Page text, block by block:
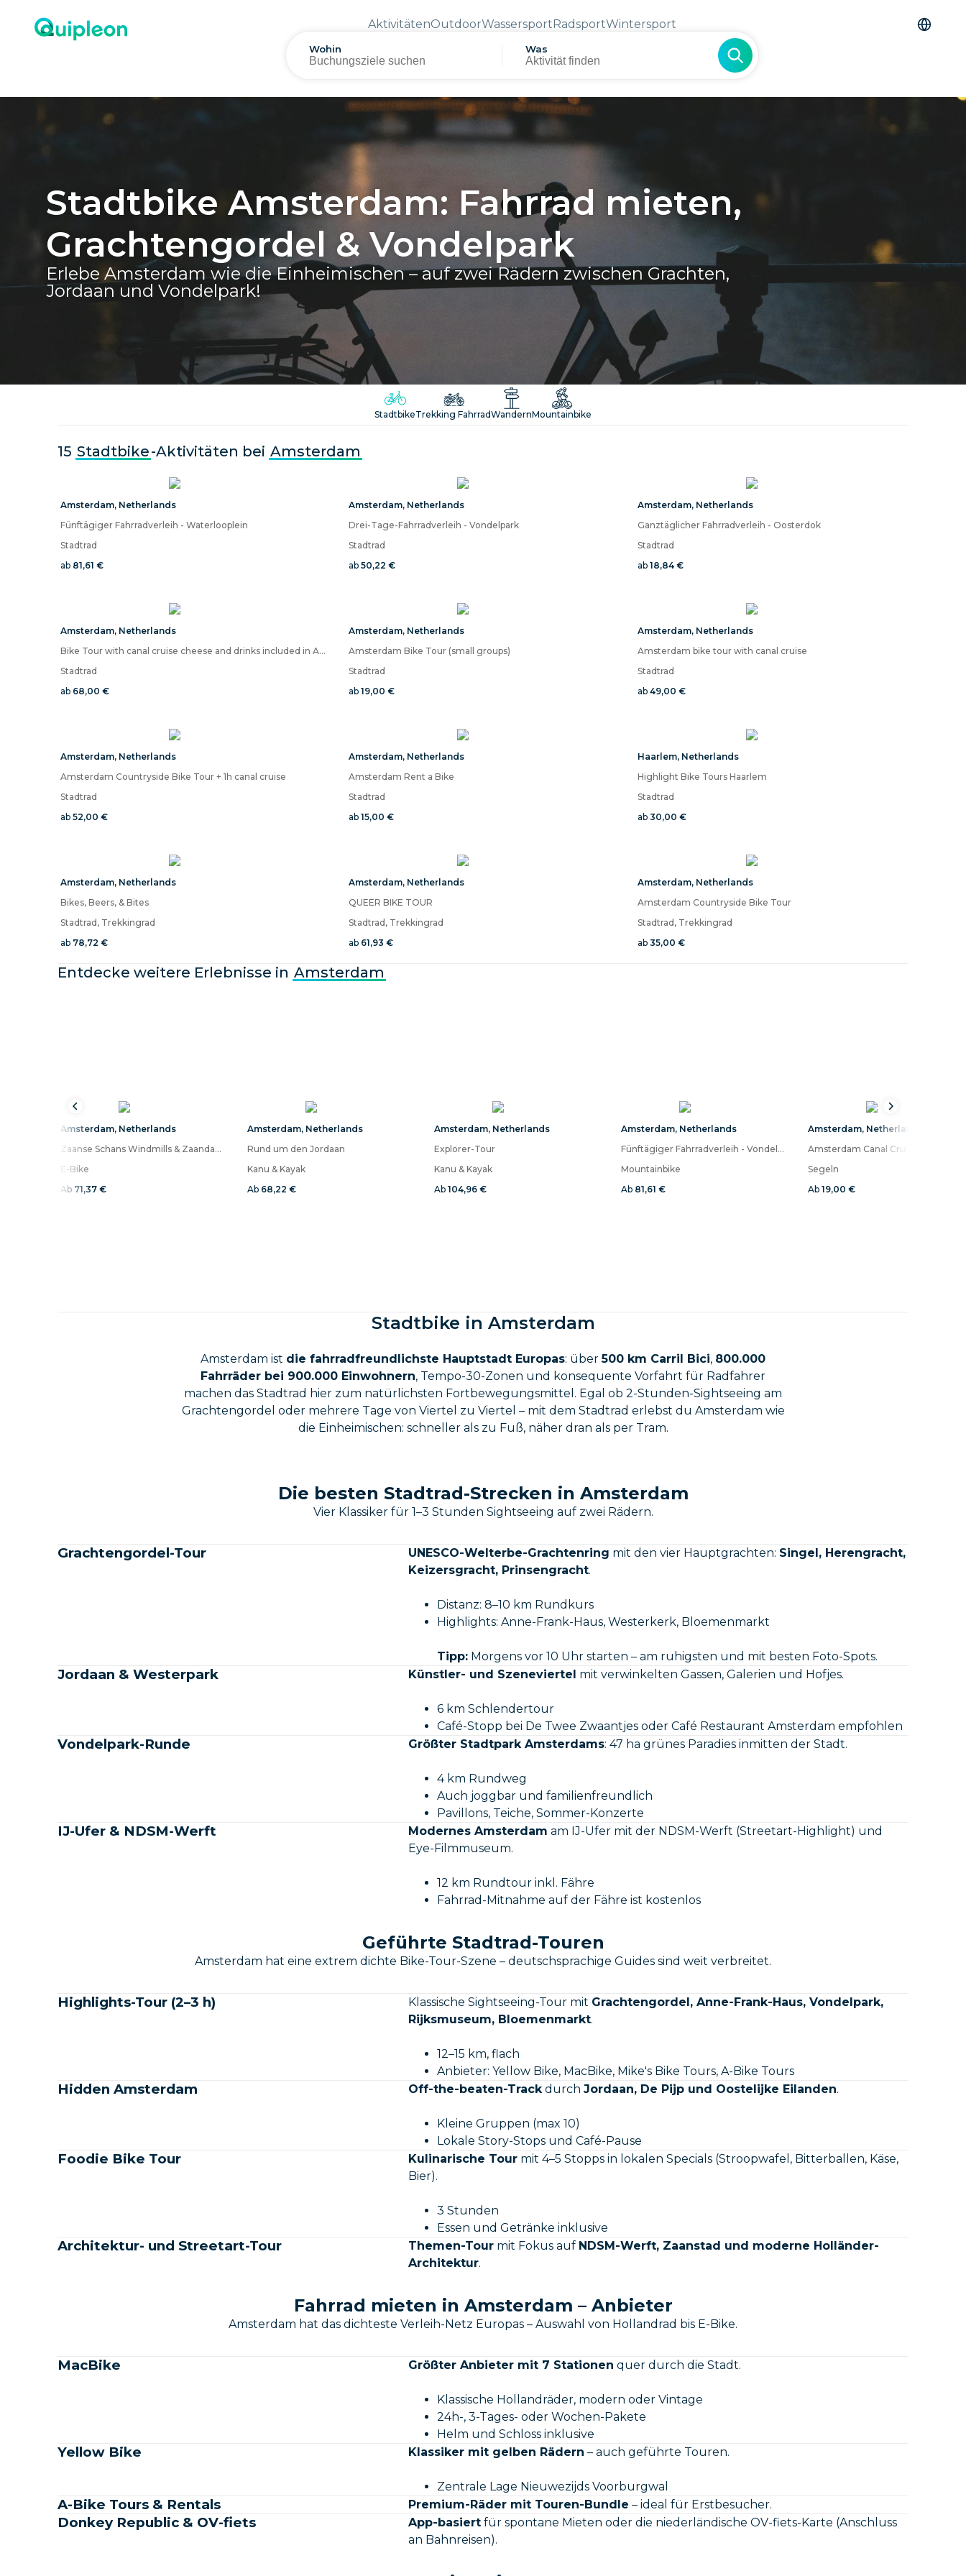
AktivitätenOutdoorWassersportRadsportWintersport
Wohin Was
Stadtbike Amsterdam: Fahrrad mieten,
Grachtengordel & Vondelpark
Erlebe Amsterdam wie die Einheimischen – auf zwei Rädern zwischen Grachten,
Jordaan und Vondelpark!
StadtbikeTrekking FahrradWandernMountainbike
15 Stadtbike-Aktivitäten bei Amsterdam
Amsterdam, Netherlands
Fünftägiger Fahrradverleih - Waterlooplein
Stadtrad
ab 81,61 €
Amsterdam, Netherlands
Drei-Tage-Fahrradverleih - Vondelpark
Stadtrad
ab 50,22 €
Amsterdam, Netherlands
Ganztäglicher Fahrradverleih - Oosterdok
Stadtrad
ab 18,84 €
Amsterdam, Netherlands
Bike Tour with canal cruise cheese and drinks included in Amsterdam
Stadtrad
ab 68,00 €
Amsterdam, Netherlands
Amsterdam Bike Tour (small groups)
Stadtrad
ab 19,00 €
Amsterdam, Netherlands
Amsterdam bike tour with canal cruise
Stadtrad
ab 49,00 €
Amsterdam, Netherlands
Amsterdam Countryside Bike Tour + 1h canal cruise
Stadtrad
ab 52,00 €
Amsterdam, Netherlands
Amsterdam Rent a Bike
Stadtrad
ab 15,00 €
Haarlem, Netherlands
Highlight Bike Tours Haarlem
Stadtrad
ab 30,00 €
Amsterdam, Netherlands
Bikes, Beers, & Bites
Stadtrad, Trekkingrad
ab 78,72 €
Amsterdam, Netherlands
QUEER BIKE TOUR
Stadtrad, Trekkingrad
ab 61,93 €
Amsterdam, Netherlands
Amsterdam Countryside Bike Tour
Stadtrad, Trekkingrad
ab 35,00 €
Entdecke weitere Erlebnisse in Amsterdam
Amsterdam, Netherlands
Zaanse Schans Windmills & Zaandam: Countryside E-Bike Tour 5.5 hours
E-Bike
Ab 71,37 €
Amsterdam, Netherlands
Rund um den Jordaan
Kanu & Kayak
Ab 68,22 €
Amsterdam, Netherlands
Explorer-Tour
Kanu & Kayak
Ab 104,96 €
Amsterdam, Netherlands
Fünftägiger Fahrradverleih - Vondelpark
Mountainbike
Ab 81,61 €
Amsterdam, Netherlands
Segeln
Ab 19,00 €
Stadtbike in Amsterdam
Amsterdam ist die fahrradfreundlichste Hauptstadt Europas: über500 km Carril Bici, 800.000
Fahrräder bei 900.000 Einwohnern, Tempo-30-Zonen und konsequente Vorfahrt für Radfahrer
machen das Stadtrad hier zum natürlichsten Fortbewegungsmittel. Egal ob 2-Stunden-Sightseeing am
Grachtengordel oder mehrere Tage von Viertel zu Viertel – mit dem Stadtrad erlebst du Amsterdam wie
die Einheimischen: schneller als zu Fuß, näher dran als per Tram.
Die besten Stadtrad-Strecken in Amsterdam
Vier Klassiker für 1–3 Stunden Sightseeing auf zwei Rädern.
Grachtengordel-Tour UNESCO-Welterbe-Grachtenring mit den vier Hauptgrachten: Singel, Herengracht,
Keizersgracht, Prinsengracht.
Distanz: 8–10 km Rundkurs
Highlights: Anne-Frank-Haus, Westerkerk, Bloemenmarkt
Tipp:Morgens vor 10 Uhr starten – am ruhigsten und mit besten Foto-Spots.
Jordaan & Westerpark Künstler- und Szeneviertel mit verwinkelten Gassen, Galerien und Hofjes.
6 km Schlendertour
Café-Stopp bei De Twee Zwaantjes oder Café Restaurant Amsterdam empfohlen
Vondelpark-Runde Größter Stadtpark Amsterdams: 47 ha grünes Paradies inmitten der Stadt.
4 km Rundweg
Auch joggbar und familienfreundlich
Pavillons, Teiche, Sommer-Konzerte
IJ-Ufer & NDSM-Werft Modernes Amsterdam am IJ-Ufer mit der NDSM-Werft (Streetart-Highlight) und
Eye-Filmmuseum.
12 km Rundtour inkl. Fähre
Fahrrad-Mitnahme auf der Fähre ist kostenlos
Geführte Stadtrad-Touren
Amsterdam hat eine extrem dichte Bike-Tour-Szene – deutschsprachige Guides sind weit verbreitet.
Highlights-Tour (2–3 h) Klassische Sightseeing-Tour mit Grachtengordel, Anne-Frank-Haus, Vondelpark,
Rijksmuseum, Bloemenmarkt.
12–15 km, flach
Anbieter: Yellow Bike, MacBike, Mike's Bike Tours, A-Bike Tours
Hidden Amsterdam Off-the-beaten-Trackdurch Jordaan, De Pijp und Oostelijke Eilanden.
Kleine Gruppen (max 10)
Lokale Story-Stops und Café-Pause
Foodie Bike Tour Kulinarische Tourmit 4–5 Stopps in lokalen Specials (Stroopwafel, Bitterballen, Käse,
Bier).
3 Stunden
Essen und Getränke inklusive
Architektur- und Streetart-Tour Themen-Tourmit Fokus auf NDSM-Werft, Zaanstad und moderne Holländer-
Architektur.
Fahrrad mieten in Amsterdam – Anbieter
Amsterdam hat das dichteste Verleih-Netz Europas – Auswahl von Hollandrad bis E-Bike.
MacBike Größter Anbieter mit 7 Stationen quer durch die Stadt.
Klassische Hollandräder, modern oder Vintage
24h-, 3-Tages- oder Wochen-Pakete
Helm und Schloss inklusive
Yellow Bike Klassiker mit gelben Rädern – auch geführte Touren.
Zentrale Lage Nieuwezijds Voorburgwal
A-Bike Tours & Rentals Premium-Räder mit Touren-Bundle – ideal für Erstbesucher.
Donkey Republic & OV-fiets App-basiertfür spontane Mieten oder die niederländische OV-fiets-Karte (Anschluss
an Bahnreisen).